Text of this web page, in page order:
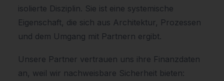
isolierte Disziplin. Sie ist eine systemische
Eigenschaft, die sich aus Architektur, Prozessen
und dem Umgang mit Partnern ergibt.
Unsere Partner vertrauen uns ihre Finanzdaten
an, weil wir nachweisbare Sicherheit bieten: